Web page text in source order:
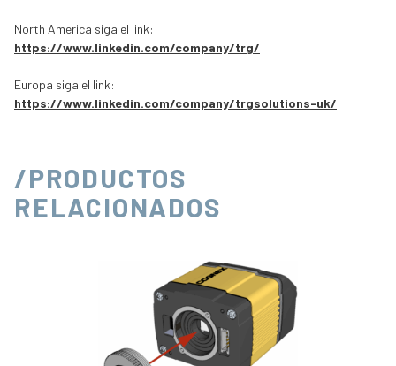
North America siga el link:
https://www.linkedin.com/company/trg/
Europa siga el link:
https://www.linkedin.com/company/trgsolutions-uk/
/PRODUCTOS
RELACIONADOS